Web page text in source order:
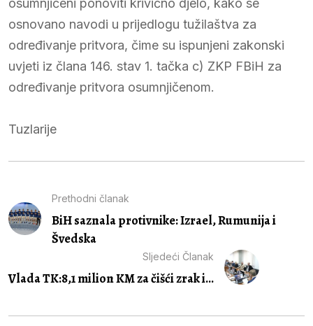
osumnjičeni ponoviti krivično djelo, kako se
osnovano navodi u prijedlogu tužilaštva za
određivanje pritvora, čime su ispunjeni zakonski
uvjeti iz člana 146. stav 1. tačka c) ZKP FBiH za
određivanje pritvora osumnjičenom.
Tuzlarije
Prethodni članak
BiH saznala protivnike: Izrael, Rumunija i
Švedska
Sljedeći Članak
Vlada TK:8,1 milion KM za čišći zrak i...